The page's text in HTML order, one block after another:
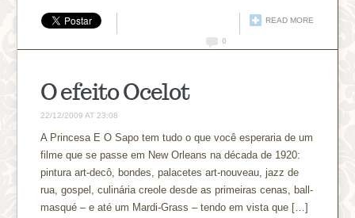
READ MORE
0
O efeito Ocelot
22/12/2009 AT 23:08
A Princesa E O Sapo tem tudo o que você esperaria de um
filme que se passe em New Orleans na década de 1920:
pintura art-decô, bondes, palacetes art-nouveau, jazz de
rua, gospel, culinária creole desde as primeiras cenas, ball-
masqué – e até um Mardi-Grass – tendo em vista que […]